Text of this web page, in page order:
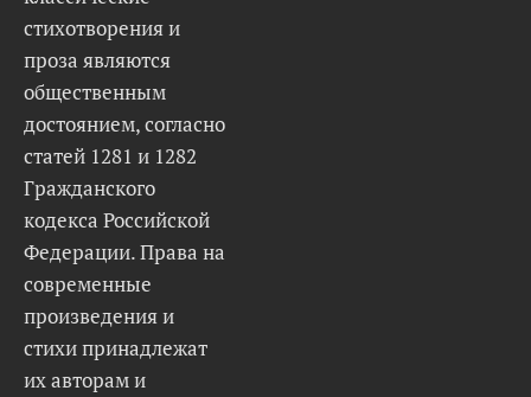
стихотворения и
проза являются
общественным
достоянием, согласно
статей 1281 и 1282
Гражданского
кодекса Российской
Федерации. Права на
современные
произведения и
стихи принадлежат
их авторам и